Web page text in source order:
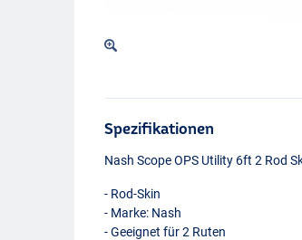
Spezifikationen
Nash ScopeOPS Utility 6ft 2 Rod
- Rod-Skin
- Marke: Nash
- Geeignet für 2 Ruten